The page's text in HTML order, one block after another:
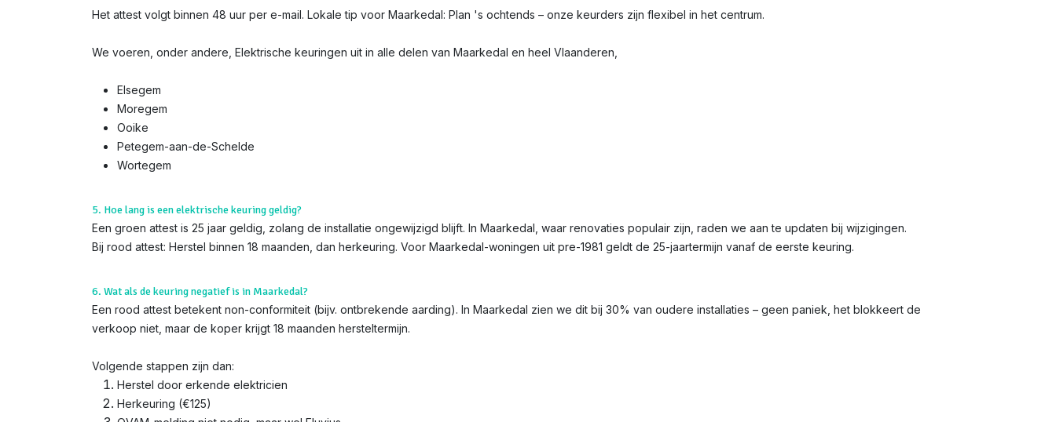
Het attest volgt binnen 48 uur per e-mail. Lokale tip voor Maarkedal: Plan 's ochtends – onze keurders zijn flexibel in het centrum.
We voeren, onder andere, Elektrische keuringen uit in alle delen van Maarkedal en heel Vlaanderen,
Elsegem
Moregem
Ooike
Petegem-aan-de-Schelde
Wortegem
5. Hoe lang is een elektrische keuring geldig?
Een groen attest is 25 jaar geldig, zolang de installatie ongewijzigd blijft. In Maarkedal, waar renovaties populair zijn, raden we aan te updaten bij wijzigingen.
Bij rood attest: Herstel binnen 18 maanden, dan herkeuring. Voor Maarkedal-woningen uit pre-1981 geldt de 25-jaartermijn vanaf de eerste keuring.
6. Wat als de keuring negatief is in Maarkedal?
Een rood attest betekent non-conformiteit (bijv. ontbrekende aarding). In Maarkedal zien we dit bij 30% van oudere installaties – geen paniek, het blokkeert de
verkoop niet, maar de koper krijgt 18 maanden hersteltermijn.
Volgende stappen zijn dan:
Herstel door erkende elektricien
Herkeuring (€125)